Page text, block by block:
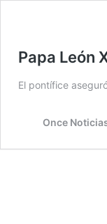
Papa León
El pontífice
Once